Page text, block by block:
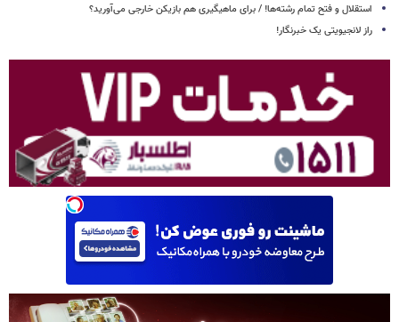
استقلال و فتح تمام رشته‌ها! / برای ماهیگیری هم بازیکن خارجی می‌آورید؟
راز لانجیویتی یک خبرنگار!